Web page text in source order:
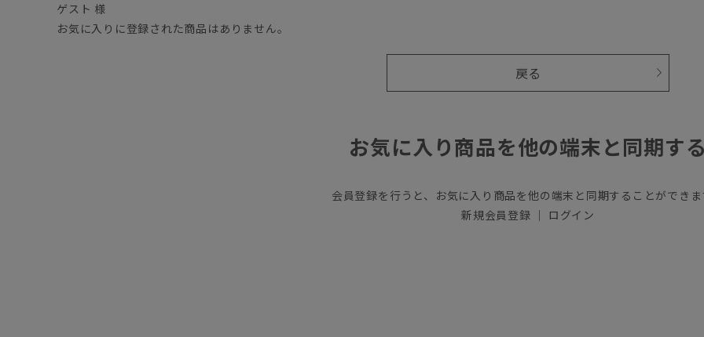
ゲスト 様
お気に入りに登録された商品はありません。
戻る
お気に入り商品を他の端末と同期す
会員登録を行うと、お気に入り商品を他の端末と同期することができ
新規会員登録 ｜ ログイン